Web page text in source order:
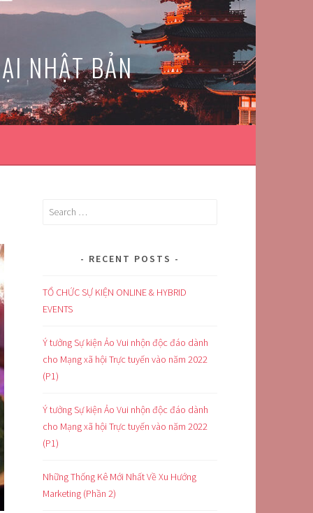
NHẬT BẢN
Search
RECENT POSTS
TỔ CHỨC SỰ KIỆN ONLINE & HYBRID
EVENTS
Ý tưởng Sự kiện Ảo Vui nhộn độc đáo dành
cho Mạng xã hội Trực tuyến vào năm 2022
(P1)
Ý tưởng Sự kiện Ảo Vui nhộn độc đáo dành
cho Mạng xã hội Trực tuyến vào năm 2022
(P1)
Những Thống Kê Mới Nhất Về Xu Hướng
Marketing (Phần 2)